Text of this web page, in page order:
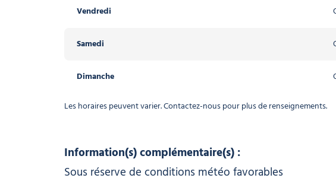
Vendredi
Samedi
Dimanche
Les horaires peuvent varier. Contactez-nous pour plus de renseignements.
Information(s) complémentaire(s) :
Sous réserve de conditions météo favorables